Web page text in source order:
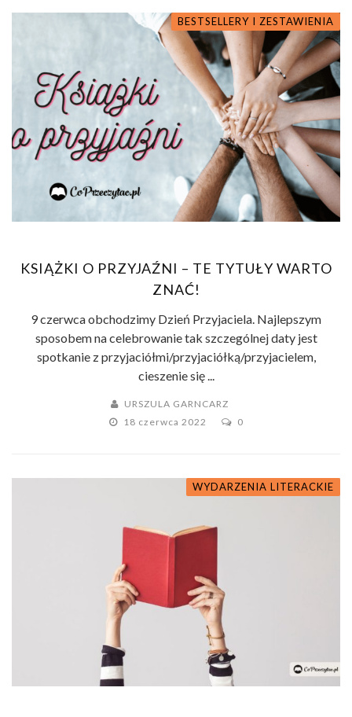
BESTSELLERY I ZESTAWIENIA
KSIĄŻKI O PRZYJAŹNI – TE TYTUŁY WARTO
ZNAĆ!
9 czerwca obchodzimy Dzień Przyjaciela. Najlepszym
sposobem na celebrowanie tak szczególnej daty jest
spotkanie z przyjaciółmi/przyjaciółką/przyjacielem,
cieszenie się ...
URSZULA GARNCARZ
18 czerwca 2022
0
WYDARZENIA LITERACKIE